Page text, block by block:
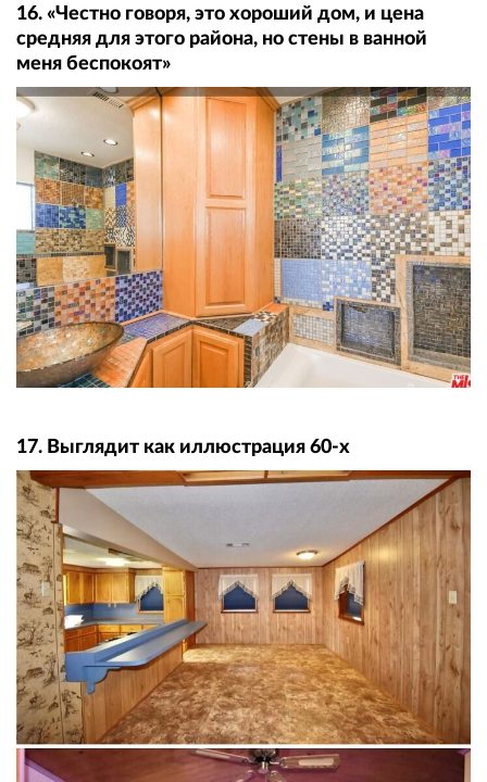
16. «Честно говоря, это хороший дом, и цена
средняя для этого района, но стены в ванной
меня беспокоят»
17. Выглядит как иллюстрация 60-х